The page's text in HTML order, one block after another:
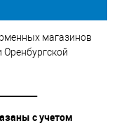
магазинов
Оренбургской
с учетом